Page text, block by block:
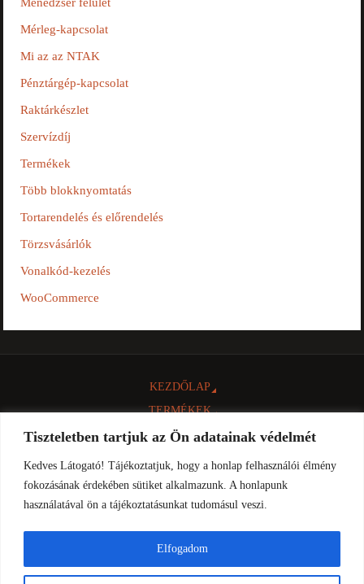
Tiszteletben tartjuk az Ön adatainak védelmét
Kedves Látogató! Tájékoztatjuk, hogy a honlap felhasználói élmény
fokozásának érdekében sütiket alkalmazunk. A honlapunk
használatával ön a tájékoztatásunkat tudomásul veszi.
Elfogadom
Mérleg-kapcsolat
Mi az az NTAK
Pénztárgép-kapcsolat
Raktárkészlet
Szervízdíj
Termékek
Több blokknyomtatás
Tortarendelés és előrendelés
Törzsvásárlók
Vonalkód-kezelés
WooCommerce
KEZDŐLAP
TERMÉKEK
NTAK
LETÖLTÉSEK
KAPCSOLAT
© 2016 Minden jog fenntartva: Comp-Cash Bt.
Adatkezelési tájékoztató!